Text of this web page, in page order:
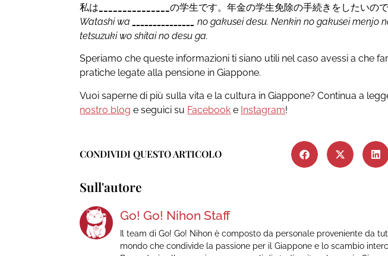
私は _______________の学生です。年金の学生免除の手続きをしたいので
Watashi wa
_______________no gakusei desu. Nenkin no gakusei menjo
tetsuzuki wo shitai no desu ga.
Speriamo che queste informazioni ti siano utili nel caso avessi a che
pratiche legate alla pensione in Giappone.
Vuoi saperne di più sulla vita e la cultura in Giappone? Continua a
nostro blog e seguici su Facebook e Instagram!
CONDIVIDI QUESTO ARTICOLO
Sull'autore
Go! Go! Nihon Staff
Il team di Go! Go! Nihon è composto da personale proveniente da
mondo che condivide la passione per il Giappone e lo scambio